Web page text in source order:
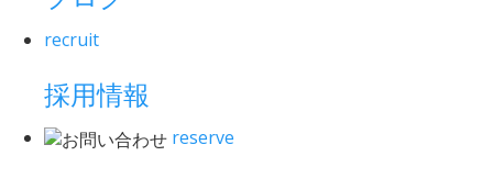
recruit
採用情報
reserve